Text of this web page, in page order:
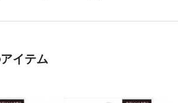
イテム